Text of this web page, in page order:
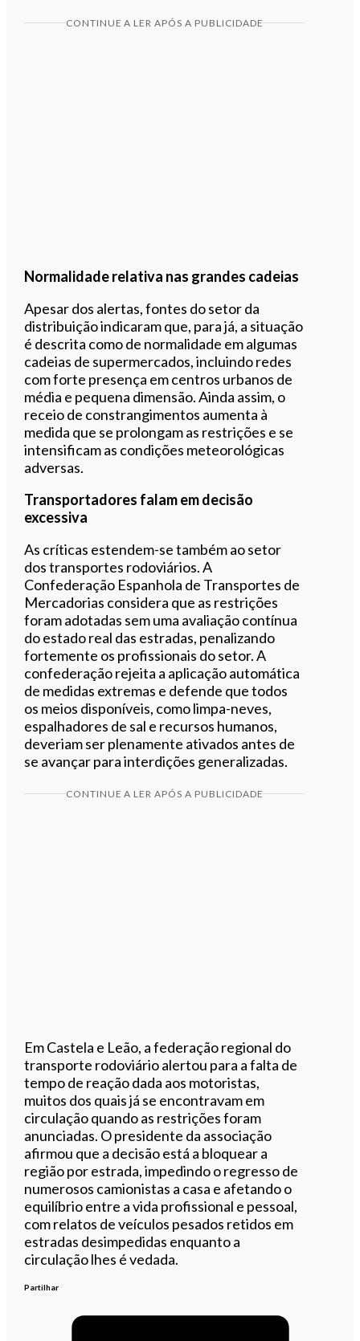
CONTINUE A LER APÓS A PUBLICIDADE
Normalidade relativa nas grandes cadeias
Apesar dos alertas, fontes do setor da
distribuição indicaram que, para já, a situação
é descrita como de normalidade em algumas
cadeias de supermercados, incluindo redes
com forte presença em centros urbanos de
média e pequena dimensão. Ainda assim, o
receio de constrangimentos aumenta à
medida que se prolongam as restrições e se
intensificam as condições meteorológicas
adversas.
Transportadores falam em decisão
excessiva
As críticas estendem-se também ao setor
dos transportes rodoviários. A
Confederação Espanhola de Transportes de
Mercadorias considera que as restrições
foram adotadas sem uma avaliação contínua
do estado real das estradas, penalizando
fortemente os profissionais do setor. A
confederação rejeita a aplicação automática
de medidas extremas e defende que todos
os meios disponíveis, como limpa-neves,
espalhadores de sal e recursos humanos,
deveriam ser plenamente ativados antes de
se avançar para interdições generalizadas.
CONTINUE A LER APÓS A PUBLICIDADE
Em Castela e Leão, a federação regional do
transporte rodoviário alertou para a falta de
tempo de reação dada aos motoristas,
muitos dos quais já se encontravam em
circulação quando as restrições foram
anunciadas. O presidente da associação
afirmou que a decisão está a bloquear a
região por estrada, impedindo o regresso de
numerosos camionistas a casa e afetando o
equilíbrio entre a vida profissional e pessoal,
com relatos de veículos pesados retidos em
estradas desimpedidas enquanto a
circulação lhes é vedada.
Partilhar